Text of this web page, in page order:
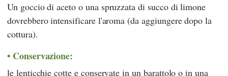
Un goccio di aceto o una spruzzata di succo di limone
dovrebbero intensificare l'aroma (da aggiungere dopo la
cottura).
Conservazione:
le lenticchie cotte e conservate in un barattolo o in una